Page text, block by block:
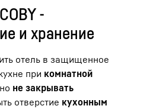
-
и хранение
отель в защищенное
при комнатной
не закрывать
отверстие кухонным